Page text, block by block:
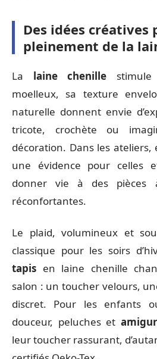
Des idées
pleinement de la
La laine chenille
moelleux, sa texture
naturelle donnent envie
tricote, crochète ou
décoration. Dans les ateliers,
une évidence pour celles
donner vie à des
réconfortantes.
Le plaid, volumineux et
classique pour les soirs
tapis en laine chenille
salon : un toucher velours,
discret. Pour les enfants
douceur, peluches et
leur toucher rassurant,